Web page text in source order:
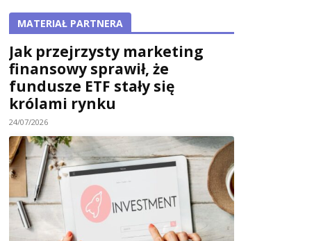
MATERIAŁ PARTNERA
Jak przejrzysty marketing
finansowy sprawił, że
fundusze ETF stały się
królami rynku
24/07/2026